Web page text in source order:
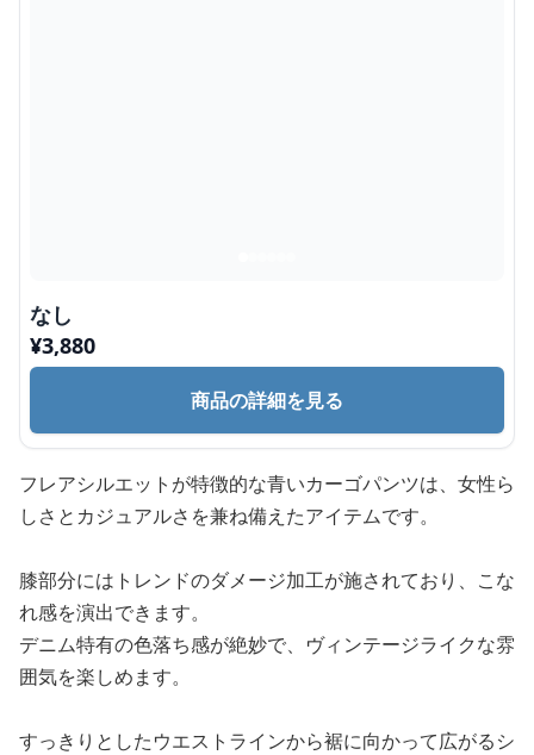
なし
¥3,880
商品の詳細を見る
フレアシルエットが特徴的な青いカーゴパンツは、女性ら
しさとカジュアルさを兼ね備えたアイテムです。
膝部分にはトレンドのダメージ加工が施されており、こな
れ感を演出できます。
デニム特有の色落ち感が絶妙で、ヴィンテージライクな雰
囲気を楽しめます。
すっきりとしたウエストラインから裾に向かって広がるシ